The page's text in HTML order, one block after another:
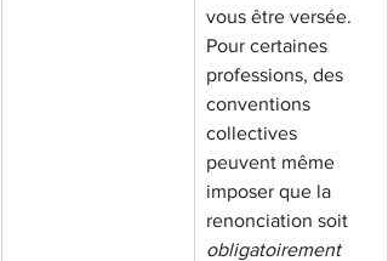
vous être versée.
Pour certaines
professions, des
conventions
collectives
peuvent même
imposer que la
renonciation soit
obligatoirement